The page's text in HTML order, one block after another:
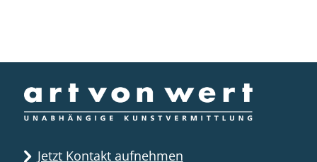
Jetzt Kontakt aufnehmen